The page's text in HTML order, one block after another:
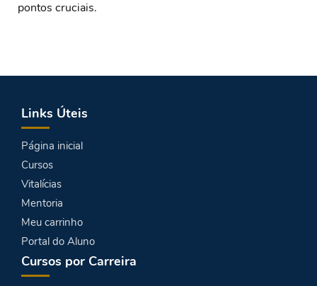
pontos cruciais.
Links Úteis
Página inicial
Cursos
Vitalícias
Mentoria
Meu carrinho
Portal do Aluno
Cursos por Carreira